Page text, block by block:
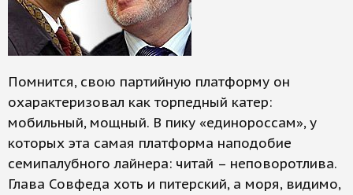
Помнится, свою партийную платформу он
охарактеризовал как торпедный катер:
мобильный, мощный. В пику «единороссам», у
которых эта самая платформа наподобие
семипалубного лайнера: читай – неповоротлива.
Глава Совфеда хоть и питерский, а моря, видимо,